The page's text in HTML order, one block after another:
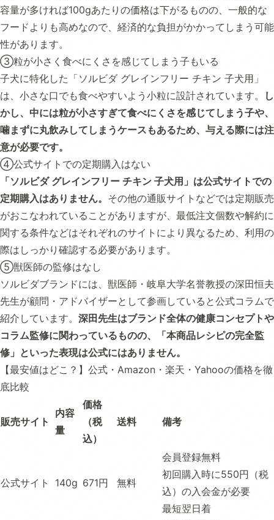
容量が多ければ100gあたりの価格は下がるものの、一般的な
フードよりも高めなので、経済的な負担がかかってしまう可能
性があります。
③粒が小さく食べにくさを感じてしまう子もいる
子犬に特化した「ソルビダ グレインフリー チキン 子犬用」
は、小さな口でも食べやすいよう小粒に設計されています。
し
かし、中には粒が小さすぎて食べにくさを感じてしまう子や、
噛まずに丸飲みしてしまうケースもあるため、与える際には注
意が必要です。
④公式サイトでの定期購入はない
「ソルビダ グレインフリー チキン 子犬用」は公式サイトでの
定期購入はありません。 その他の通販サイトなどでは定期販売
がおこなわれていることがありますが、最低注文個数や解約に
関する条件などはそれぞれのサイトにより異なるため、利用の
際はしっかり確認する必要があります。
⑤獣医師の監修はなし
ソルビダブランドには、獣医師・岐阜大学名誉教授の深田恒夫
先生が顧問・アドバイザーとして参画していると公式コラムで
紹介しています。 深田先生はブランド全体の健康コンセプトや
コラム監修に関わっているものの、「本商品レシピの完全監
修」といった表現は公式にはありません。
【最安値はどこ？】公式・Amazon・楽天・Yahooの価格を徹
底比較
販売サイト
内容
量
価格
（税
込）
送料 備考
公式サイト 140g 671円 無料
会員登録無料
初回購入時に550円（税
込）の入会金が必要
最短翌日着